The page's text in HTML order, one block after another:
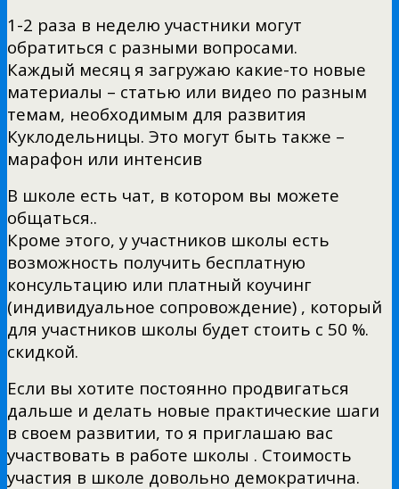
1-2 раза в неделю участники могут
обратиться с разными вопросами.
Каждый месяц я загружаю какие-то новые
материалы – статью или видео по разным
темам, необходимым для развития
Куклодельницы. Это могут быть также –
марафон или интенсив
В школе есть чат, в котором вы можете
общаться..
Кроме этого, у участников школы есть
возможность получить бесплатную
консультацию или платный коучинг
(индивидуальное сопровождение) , который
для участников школы будет стоить с 50 %.
скидкой.
Если вы хотите постоянно продвигаться
дальше и делать новые практические шаги
в своем развитии, то я приглашаю вас
участвовать в работе школы . Стоимость
участия в школе довольно демократична.